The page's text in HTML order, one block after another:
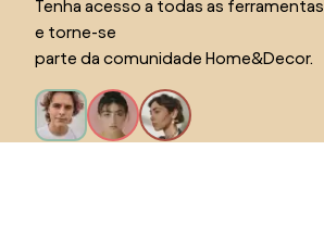
Tenha acesso a todas as ferramentas
e torne-se
parte da comunidade Home&Decor.